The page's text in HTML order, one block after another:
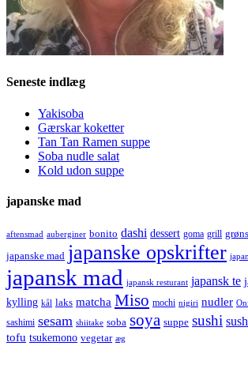
Seneste indlæg
Yakisoba
Gærskar koketter
Tan Tan Ramen suppe
Soba nudle salat
Kold udon suppe
japanske mad
aftensmad auberginer bonito dashi dessert goma grill
japanske mad japanske opskrifter
japansk mad japansk resturant japansk te
kylling kål laks matcha Miso mochi nigiri nudler
sashimi sesam shiitake soba soya suppe sushi
tofu tsukemono vegetar æg